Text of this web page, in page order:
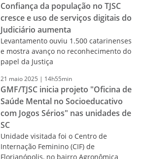
Confiança da população no TJSC
cresce e uso de serviços digitais do
Judiciário aumenta
Levantamento ouviu 1.500 catarinenses
e mostra avanço no reconhecimento do
papel da Justiça
21 maio2025 | 14h55min
GMF/TJSC inicia projeto "Oficina de
Saúde Mental no Socioeducativo
com Jogos Sérios" nas unidades de
SC
Unidade visitada foi o Centro de
Internação Feminino (CIF) de
Florianópolis, no bairro Agronômica